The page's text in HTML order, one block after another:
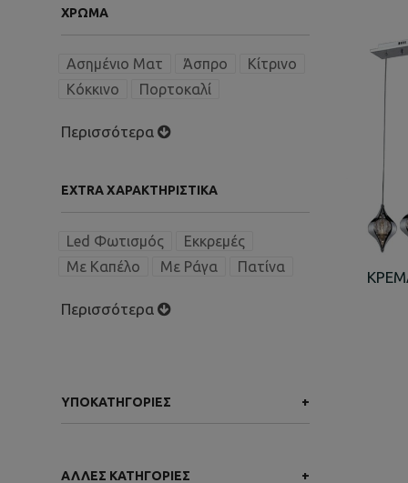
ΧΡΏΜΑ
Ασημένιο Ματ Άσπρο
Κίτρινο
Κόκκινο
Πορτοκαλί
Περισσότερα
EXTRA ΧΑΡΑΚΤΗΡΙΣΤΙΚΑ
Led Φωτισμός
Εκκρεμές
Με Καπέλο
Με Ράγα Πατίνα
Περισσότερα
ΥΠΟΚΑΤΗΓΟΡΊΕΣ +
Καθρέφτες Διακοσμητικοί
ΆΛΛΕΣ ΚΑΤΗΓΟΡΊΕΣ +